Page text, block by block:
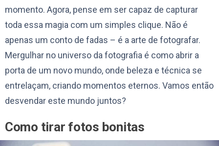
momento. Agora, pense em ser capaz de capturar
toda essa magia com um simples clique. Não é
apenas um conto de fadas – é a arte de fotografar.
Mergulhar no universo da fotografia é como abrir a
porta de um novo mundo, onde beleza e técnica se
entrelaçam, criando momentos eternos. Vamos então
desvendar este mundo juntos?
Como tirar fotos bonitas